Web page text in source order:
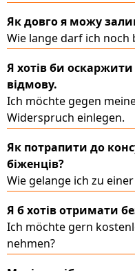
Як довго я можу
Wie lange darf ich noch
Я хотів би
відмову.
Ich möchte gegen
Widerspruch einlegen.
Як потрапити до
біженців?
Wie gelange ich zu
Я б хотів отримати
Ich möchte gern
nehmen?